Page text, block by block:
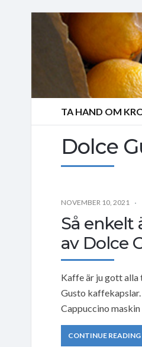
TA HAND OM
Dolce
NOVEMBER 10, 2021
Så enkelt
av Dolce
Kaffe är ju gott alla
Gusto kaffekapslar.
Cappuccino
CONTINUE READING